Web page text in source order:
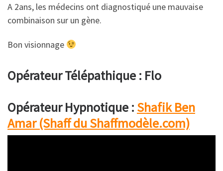
A 2ans, les médecins ont diagnostiqué une mauvaise
combinaison sur un gène.
Bon visionnage
Opérateur Télépathique : Flo
Opérateur Hypnotique : Shafik Ben
Amar (Shaff du Shaffmodèle.com)